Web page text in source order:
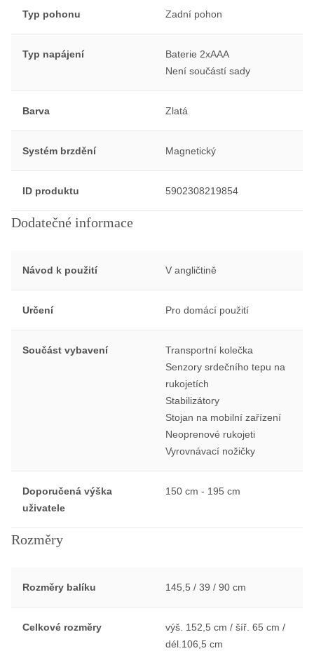
Typ pohonu Zadní pohon
Typ napájení
Baterie 2xAAA
Není součástí sady
Barva Zlatá
Systém brzdění Magnetický
ID produktu 5902308219854
Dodatečné informace
Návod k použití V angličtině
Určení Pro domácí použití
Součást vybavení
Transportní kolečka
Senzory srdečního tepu na
rukojetích
Stabilizátory
Stojan na mobilní zařízení
Neoprenové rukojeti
Vyrovnávací nožičky
Doporučená výška
uživatele
150 cm - 195 cm
Rozměry
Rozměry balíku 145,5 / 39 / 90 cm
Celkové rozměry
výš. 152,5 cm / šíř. 65 cm /
dél.106,5 cm